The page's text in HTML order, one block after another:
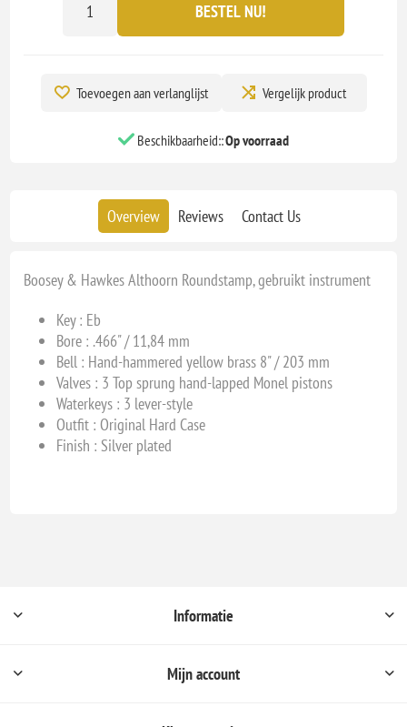
BESTEL NU!
Toevoegen aan verlanglijst Vergelijk product
Beschikbaarheid::Op voorraad
Overview Reviews Contact Us
Boosey & Hawkes Althoorn Roundstamp, gebruikt instrument
Key : Eb
Bore : .466" / 11,84 mm
Bell : Hand-hammered yellow brass 8" / 203 mm
Valves : 3 Top sprung hand-lapped Monel pistons
Waterkeys : 3 lever-style
Outfit : Original Hard Case
Finish : Silver plated
Informatie
Mijn account